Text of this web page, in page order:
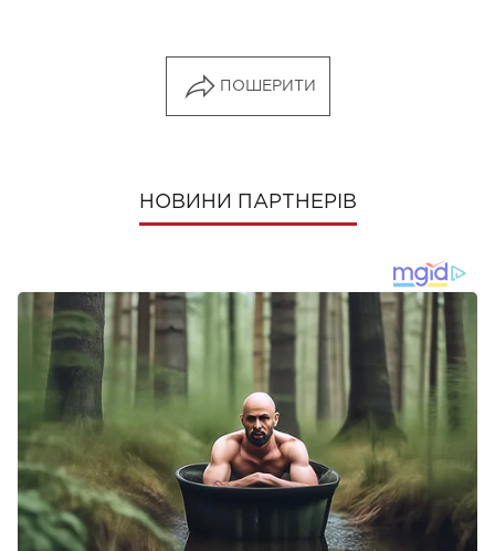
ПОШЕРИТИ
НОВИНИ ПАРТНЕРІВ